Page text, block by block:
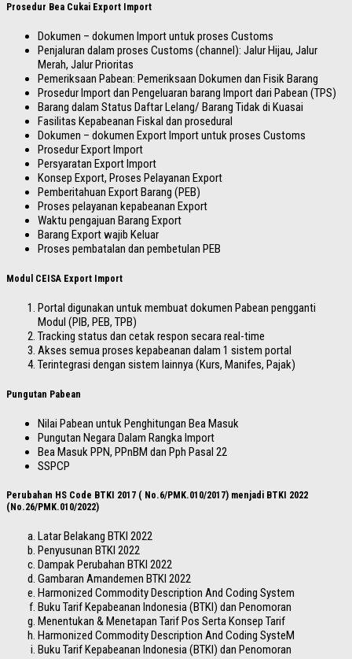
Prosedur Bea Cukai Export Import
Dokumen – dokumen Import untuk proses Customs
Penjaluran dalam proses Customs (channel): Jalur Hijau, Jalur
Merah, Jalur Prioritas
Pemeriksaan Pabean: Pemeriksaan Dokumen dan Fisik Barang
Prosedur Import dan Pengeluaran barang Import dari Pabean (TPS)
Barang dalam Status Daftar Lelang/ Barang Tidak di Kuasai
Fasilitas Kepabeanan Fiskal dan prosedural
Dokumen – dokumen Export Import untuk proses Customs
Prosedur Export Import
Persyaratan Export Import
Konsep Export, Proses Pelayanan Export
Pemberitahuan Export Barang (PEB)
Proses pelayanan kepabeanan Export
Waktu pengajuan Barang Export
Barang Export wajib Keluar
Proses pembatalan dan pembetulan PEB
Modul CEISA Export Import
Portal digunakan untuk membuat dokumen Pabean pengganti
Modul (PIB, PEB, TPB)
Tracking status dan cetak respon secara real-time
Akses semua proses kepabeanan dalam 1 sistem portal
Terintegrasi dengan sistem lainnya (Kurs, Manifes, Pajak)
Pungutan Pabean
Nilai Pabean untuk Penghitungan Bea Masuk
Pungutan Negara Dalam Rangka Import
Bea Masuk PPN, PPnBM dan Pph Pasal 22
SSPCP
Perubahan HS Code BTKI 2017 ( No.6/PMK.010/2017) menjadi BTKI 2022
(No.26/PMK.010/2022)
Latar Belakang BTKI 2022
Penyusunan BTKI 2022
Dampak Perubahan BTKI 2022
Gambaran Amandemen BTKI 2022
Harmonized Commodity Description And Coding System
Buku Tarif Kepabeanan Indonesia (BTKI) dan Penomoran
Menentukan & Menetapan Tarif Pos Serta Konsep Tarif
Harmonized Commodity Description And Coding SysteM
Buku Tarif Kepabeanan Indonesia (BTKI) dan Penomoran